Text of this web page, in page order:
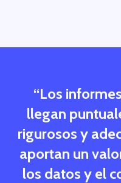
“Los
llegan
rigurosos y
aportan un
los datos y el